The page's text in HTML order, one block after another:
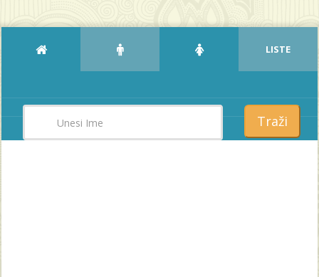
LISTE
Traži